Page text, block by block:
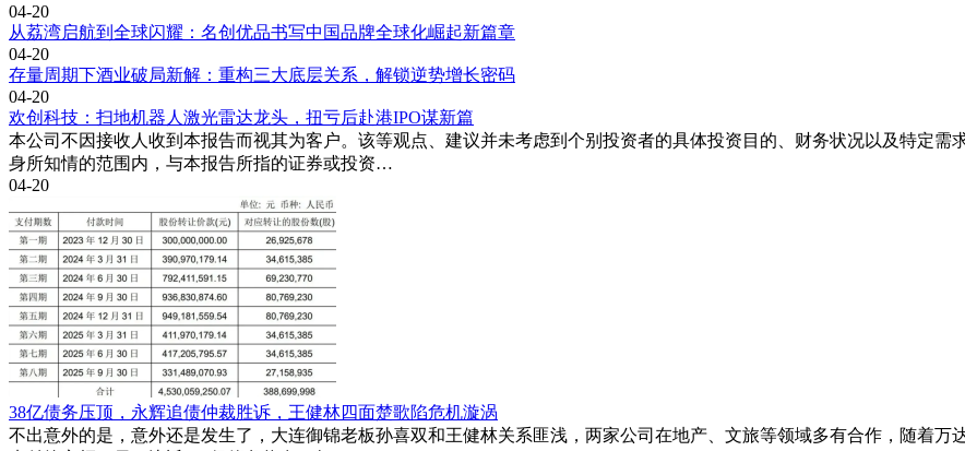
04-20
从荔湾启航到全球闪耀：名创优品书写中国品牌全球化崛起新篇章
04-20
存量周期下酒业破局新解：重构三大底层关系，解锁逆势增长密码
04-20
欢创科技：扫地机器人激光雷达龙头，扭亏后赴港IPO谋新篇
本公司不因接收人收到本报告而视其为客户。该等观点、建议并未考虑到个别投资者的具体投资目的、财务状况以及特定
身所知情的范围内，与本报告所指的证券或投资…
04-20
38亿债务压顶，永辉追债仲裁胜诉，王健林四面楚歌陷危机漩涡
不出意外的是，意外还是发生了，大连御锦老板孙喜双和王健林关系匪浅，两家公司在地产、文旅等领域多有合作，随着